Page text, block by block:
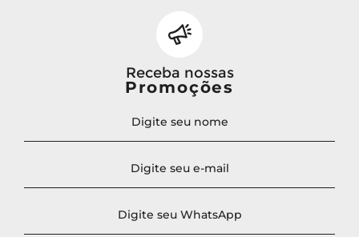
Receba nossas
Promoções